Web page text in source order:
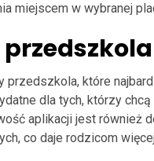
miejscem w wybranej
które
dla tych, którzy
aplikacji jest również
co daje rodzicom